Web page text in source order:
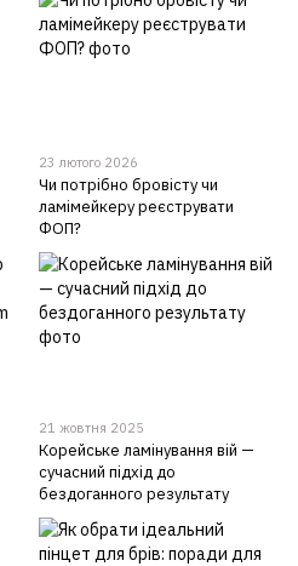
23 лютого 2026
Чи потрібно бровісту чи
ламімейкеру реєструвати
ФОП?
21 жовтня 2025
Корейське ламінування вій —
сучасний підхід до
бездоганного результату